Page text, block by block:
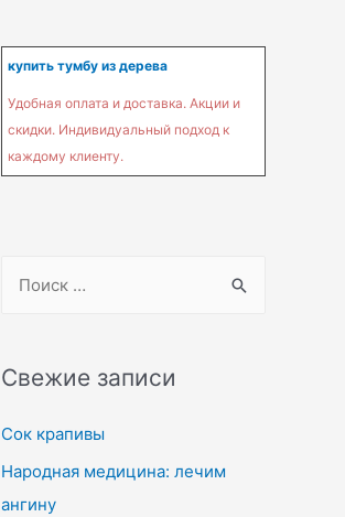
купить тумбу из дерева
Удобная оплата и доставка. Акции и
скидки. Индивидуальный подход к
каждому клиенту.
Свежие записи
Сок крапивы
Народная медицина: лечим
ангину